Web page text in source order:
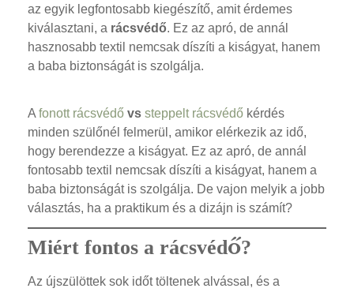
az egyik legfontosabb kiegészítő, amit érdemes
kiválasztani, a rácsvédő. Ez az apró, de annál
hasznosabb textil nemcsak díszíti a kiságyat, hanem
a baba biztonságát is szolgálja.
A fonott rácsvédő vs steppelt rácsvédő kérdés
minden szülőnél felmerül, amikor elérkezik az idő,
hogy berendezze a kiságyat. Ez az apró, de annál
fontosabb textil nemcsak díszíti a kiságyat, hanem a
baba biztonságát is szolgálja. De vajon melyik a jobb
választás, ha a praktikum és a dizájn is számít?
Miért fontos a rácsvédő?
Az újszülöttek sok időt töltenek alvással, és a